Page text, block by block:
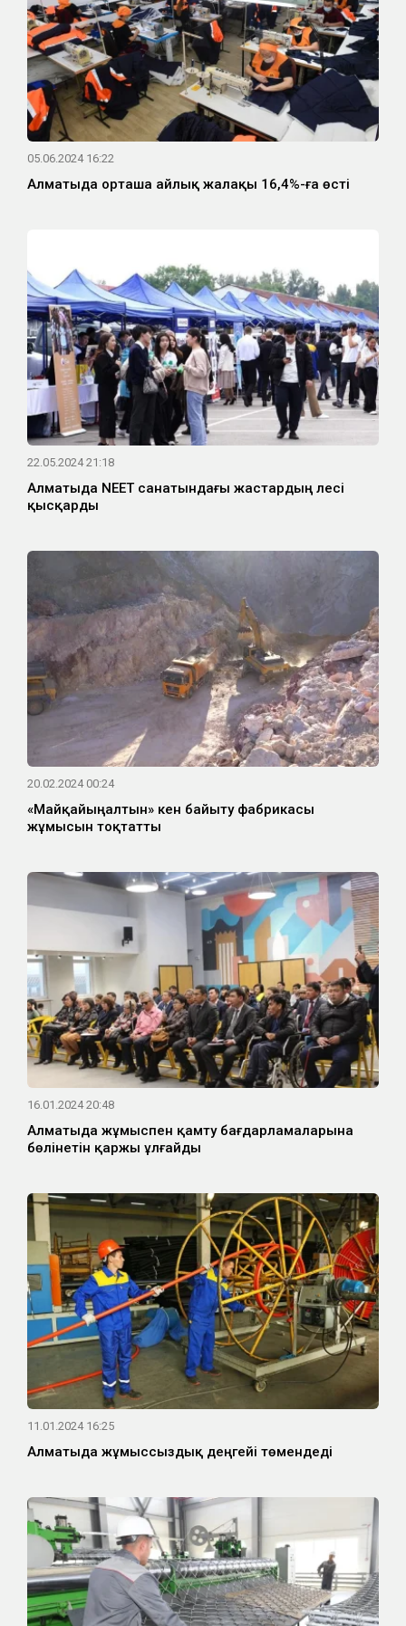
05.06.2024 16:22
Алматыда орташа айлық жалақы 16,4%-ға өсті
22.05.2024 21:18
Алматыда NEET санатындағы жастардың үлесі
қысқарды
20.02.2024 00:24
«Майқайыңалтын» кен байыту фабрикасы
жұмысын тоқтатты
16.01.2024 20:48
Алматыда жұмыспен қамту бағдарламаларына
бөлінетін қаржы ұлғайды
11.01.2024 16:25
Алматыда жұмыссыздық деңгейі төмендеді